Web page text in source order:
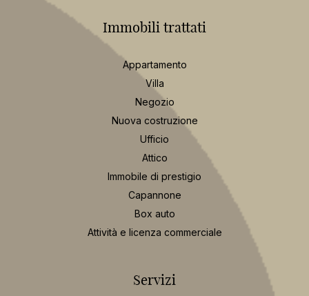
Immobili trattati
Appartamento
Villa
Negozio
Nuova costruzione
Ufficio
Attico
Immobile di prestigio
Capannone
Box auto
Attività e licenza commerciale
Servizi